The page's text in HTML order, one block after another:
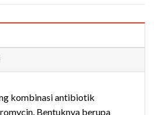
kombinasi antibiotik
Bentuknya berupa